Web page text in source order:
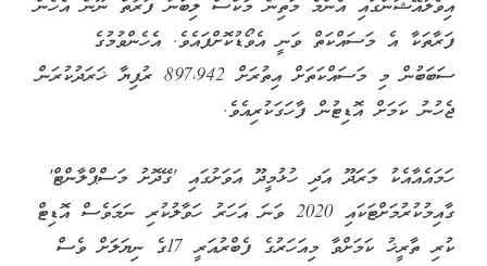
އިވެލުއޭޝަންގައި އެންމެ މަތިން މާކްސް ލިބުނު ފަރާތް ނޫން އެހެން
ފަރާތަކާ އެ މަސައްކަތް ވަނީ އެވޯޑުކޮށްފައެވެ. އެހެންވުމުގެ
ސަބަބުން މި މަސައްކަތަށް އިތުރަށް 897،942 ރުފިޔާ ޚަރަދުކުރަން
ޖެހުނު ކަމަށް އޮޑިޓުން ފާހަގަކުރިއެވެ.
ހަމައެއާއެކު މަރަދޫ އަދި ހުޅުމީދޫ އަވަށުގައި 'ގޭދޮށު މަސްޕްލާންޓް'
ގާއިމުކުރުމަށްޓަކައި 2020 ވަނަ އަހަރު ހަވާލުކުރި ނަމަވެސް އޮޑިޓް
ކުރި ތާރީޚު ކަމަށްވާ މިއަހަރުގެ ފެބްރުއަރީ 17ގެ ނިޔަލަށް ވެސް